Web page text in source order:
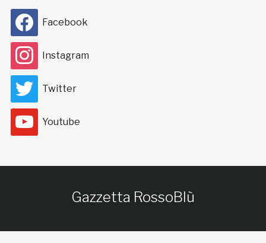
Facebook
Instagram
Twitter
Youtube
Gazzetta RossoBlù